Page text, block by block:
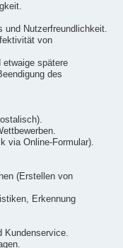
und Nutzerfreundlichkeit.
von
etwaige spätere
des
via Online-Formular).
(Erstellen von
Erkennung
Kundenservice.